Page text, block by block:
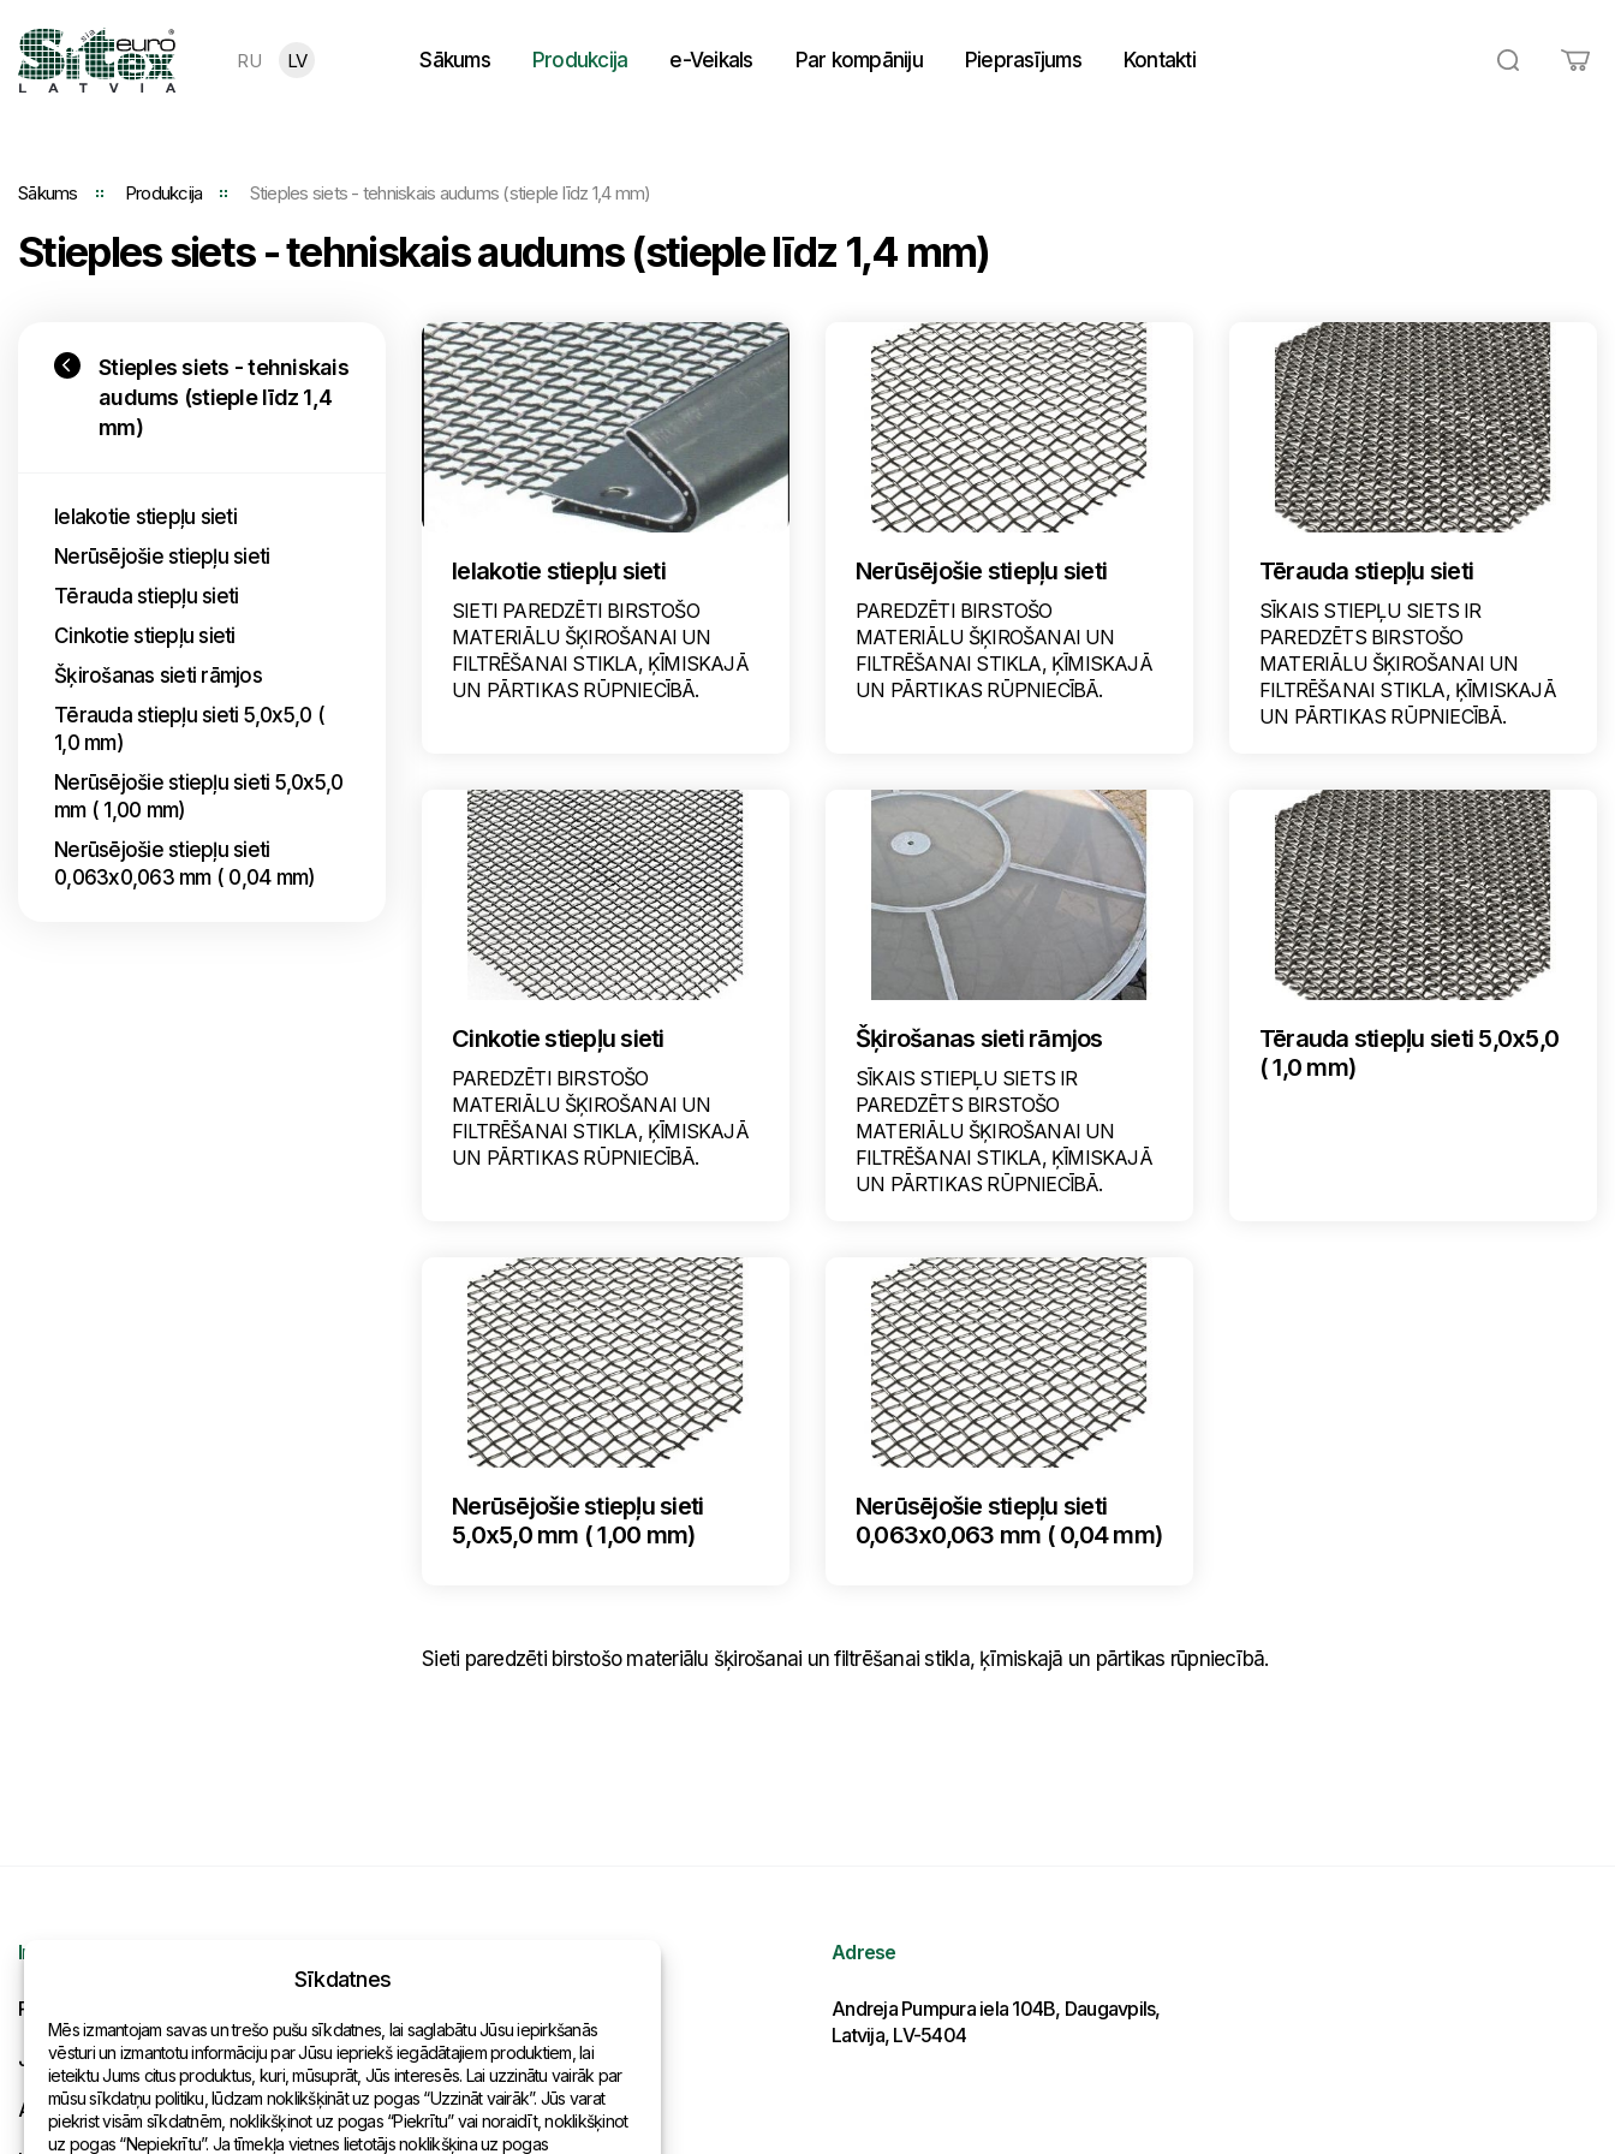
RU LV Sākums Produkcija e-Veikals Par kompāniju Pieprasījums Kontakti
Sākums Produkcija Stieples siets - tehniskais audums (stieple līdz 1,4 mm)
Stieples siets - tehniskais audums (stieple līdz 1,4 mm)
Stieples siets - tehniskais
audums (stieple līdz 1,4
mm)
Ielakotie stiepļu sieti
Nerūsējošie stiepļu sieti
Tērauda stiepļu sieti
Cinkotie stiepļu sieti
Šķirošanas sieti rāmjos
Tērauda stiepļu sieti 5,0x5,0 (
1,0 mm)
Nerūsējošie stiepļu sieti 5,0x5,0
mm ( 1,00 mm)
Nerūsējošie stiepļu sieti
0,063x0,063 mm ( 0,04 mm)
Ielakotie stiepļu sieti
SIETI PAREDZĒTI BIRSTOŠO
MATERIĀLU ŠĶIROŠANAI UN
FILTRĒŠANAI STIKLA, ĶĪMISKAJĀ
UN PĀRTIKAS RŪPNIECĪBĀ.
Nerūsējošie stiepļu sieti
PAREDZĒTI BIRSTOŠO
MATERIĀLU ŠĶIROŠANAI UN
FILTRĒŠANAI STIKLA, ĶĪMISKAJĀ
UN PĀRTIKAS RŪPNIECĪBĀ.
Tērauda stiepļu sieti
SĪKAIS STIEPĻU SIETS IR
PAREDZĒTS BIRSTOŠO
MATERIĀLU ŠĶIROŠANAI UN
FILTRĒŠANAI STIKLA, ĶĪMISKAJĀ
UN PĀRTIKAS RŪPNIECĪBĀ.
Cinkotie stiepļu sieti
PAREDZĒTI BIRSTOŠO
MATERIĀLU ŠĶIROŠANAI UN
FILTRĒŠANAI STIKLA, ĶĪMISKAJĀ
UN PĀRTIKAS RŪPNIECĪBĀ.
Šķirošanas sieti rāmjos
SĪKAIS STIEPĻU SIETS IR
PAREDZĒTS BIRSTOŠO
MATERIĀLU ŠĶIROŠANAI UN
FILTRĒŠANAI STIKLA, ĶĪMISKAJĀ
UN PĀRTIKAS RŪPNIECĪBĀ.
Tērauda stiepļu sieti 5,0x5,0
( 1,0 mm)
Nerūsējošie stiepļu sieti
5,0x5,0 mm ( 1,00 mm)
Nerūsējošie stiepļu sieti
0,063x0,063 mm ( 0,04 mm)
Sieti paredzēti birstošo materiālu šķirošanai un filtrēšanai stikla, ķīmiskajā un pārtikas rūpniecībā.Nosūtīt mums ziņojumu
Informācija
Pieprasījums
Jaunumi
Apmaksa un piegāde
Pārstāvniecības pasaulē
Adrese
Andreja Pumpura iela 104B, Daugavpils,
Latvija, LV-5404
Sīkdatnes
Mēs izmantojam savas un trešo pušu sīkdatnes, lai saglabātu Jūsu iepirkšanās
vēsturi un izmantotu informāciju par Jūsu iepriekš iegādātajiem produktiem, lai
ieteiktu Jums citus produktus, kuri, mūsuprāt, Jūs interesēs. Lai uzzinātu vairāk par
mūsu sīkdatņu politiku, lūdzam noklikšķināt uz pogas “Uzzināt vairāk”. Jūs varat
piekrist visām sīkdatnēm, noklikšķinot uz pogas “Piekrītu” vai noraidīt, noklikšķinot
uz pogas “Nepiekrītu”. Ja tīmekļa vietnes lietotājs noklikšķina uz pogas